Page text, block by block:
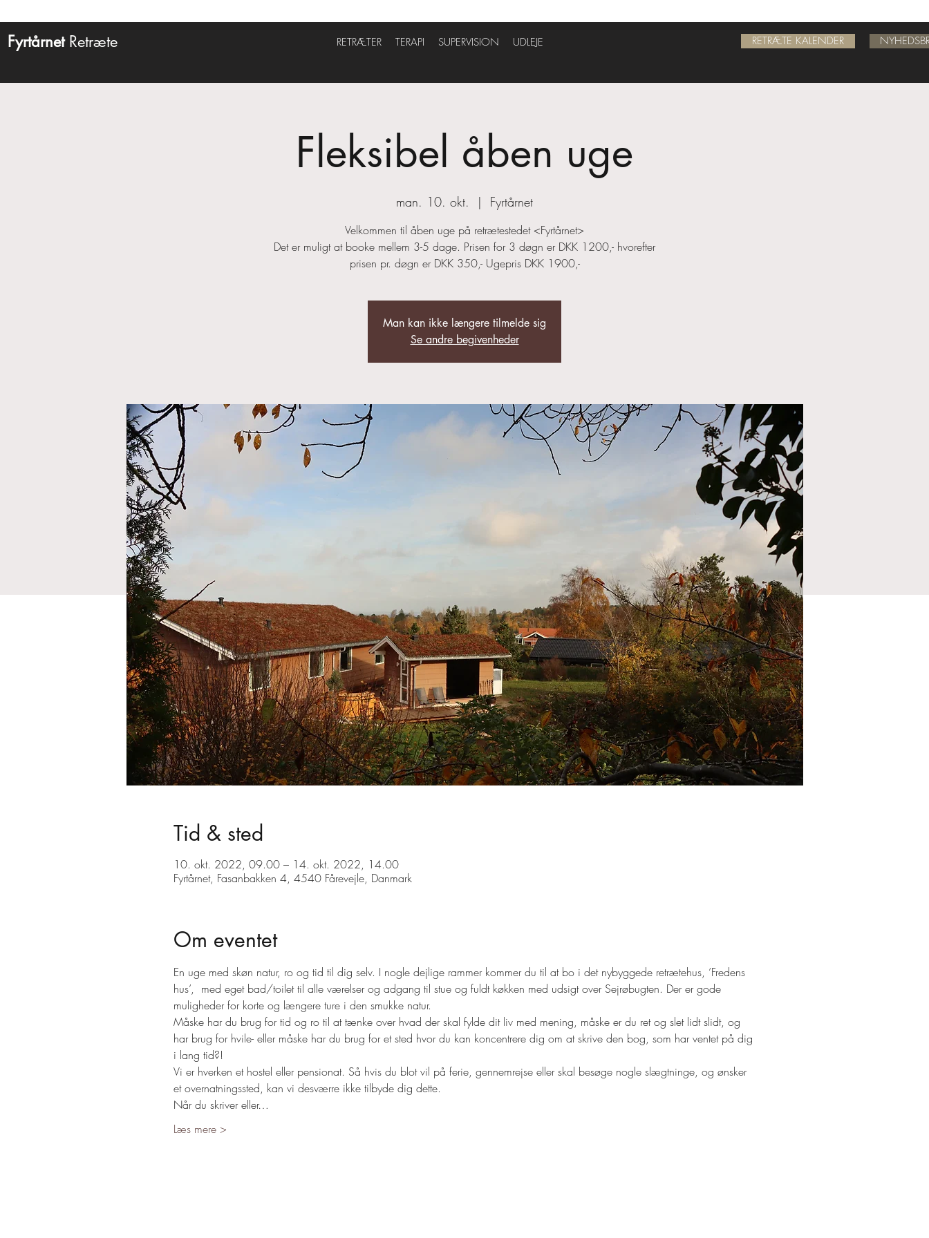
RETRÆTER TERAPI SUPERVISION UDLEJE RETRÆTE KALENDER
FyrtårnetRetræte
Fleksibel åben uge
man. 10. okt.
  |
Fyrtårnet
Velkommen til åben uge på retrætestedet <Fyrtårnet>
Det er muligt at booke mellem 3-5 dage. Prisen for 3 døgn er DKK 1200,- hvorefter
prisen pr. døgn er DKK 350,- Ugepris DKK 1900,-
Man kan ikke længere tilmelde sig
Se andre begivenheder
Tid & sted
10. okt. 2022, 09.00 – 14. okt. 2022, 14.00
Fyrtårnet, Fasanbakken 4, 4540 Fårevejle, Danmark
Om eventet
En uge med skøn natur, ro og tid til dig selv. I nogle dejlige rammer kommer du til at bo i det nybyggede retrætehus, ’Fredens
hus’,  med eget bad/toilet til alle værelser og adgang til stue og fuldt køkken med udsigt over Sejrøbugten. Der er gode
muligheder for korte og længere ture i den smukke natur.
Måske har du brug for tid og ro til at tænke over hvad der skal fylde dit liv med mening, måske er du ret og slet lidt slidt, og
har brug for hvile- eller måske har du brug for et sted hvor du kan koncentrere dig om at skrive den bog, som har ventet på dig
i lang tid?!
Vi er hverken et hostel eller pensionat. Så hvis du blot vil på ferie, gennemrejse eller skal besøge nogle slægtninge, og ønsker
et overnatningssted, kan vi desværre ikke tilbyde dig dette.
Når du skriver eller…
Læs mere >